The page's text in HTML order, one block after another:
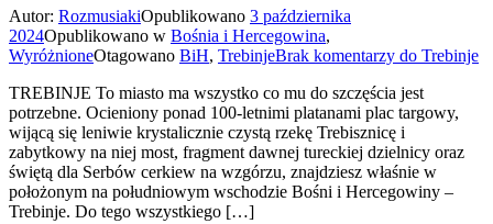
Autor: RozmusiakiOpublikowano 3 października
2024Opublikowano w Bośnia i Hercegowina,
WyróżnioneOtagowano BiH, TrebinjeBrak komentarzy do Trebinje
TREBINJE To miasto ma wszystko co mu do szczęścia jest
potrzebne. Ocieniony ponad 100-letnimi platanami plac targowy,
wijącą się leniwie krystalicznie czystą rzekę Trebisznicę i
zabytkowy na niej most, fragment dawnej tureckiej dzielnicy oraz
świętą dla Serbów cerkiew na wzgórzu, znajdziesz właśnie w
położonym na południowym wschodzie Bośni i Hercegowiny –
Trebinje. Do tego wszystkiego […]